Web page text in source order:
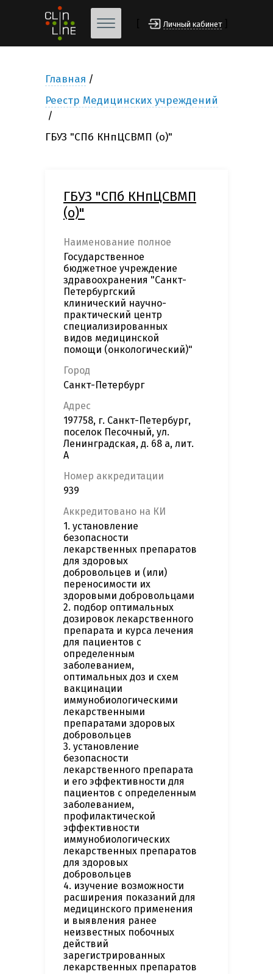
Личный кабинет
Главная
Реестр Медицинских учреждений
ГБУЗ "СПб КНпЦСВМП (о)"
ГБУЗ "СПб КНпЦСВМП
(о)"
Наименование полное
Государственное
бюджетное учреждение
здравоохранения "Санкт-
Петербургский
клинический научно-
практический центр
специализированных
видов медицинской
помощи (онкологический)"
Город
Санкт-Петербург
Адрес
197758, г. Санкт-Петербург,
поселок Песочный, ул.
Ленинградская, д. 68 а, лит.
А
Номер аккредитации
939
Аккредитовано на КИ
1. установление
безопасности
лекарственных препаратов
для здоровых
добровольцев и (или)
переносимости их
здоровыми добровольцами
2. подбор оптимальных
дозировок лекарственного
препарата и курса лечения
для пациентов с
определенным
заболеванием,
оптимальных доз и схем
вакцинации
иммунобиологическими
лекарственными
препаратами здоровых
добровольцев
3. установление
безопасности
лекарственного препарата
и его эффективности для
пациентов с определенным
заболеванием,
профилактической
эффективности
иммунобиологических
лекарственных препаратов
для здоровых
добровольцев
4. изучение возможности
расширения показаний для
медицинского применения
и выявления ранее
неизвестных побочных
действий
зарегистрированных
лекарственных препаратов